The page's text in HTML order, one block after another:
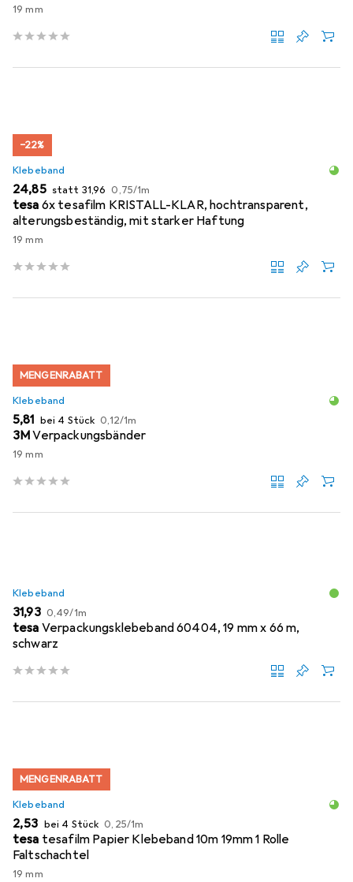
19 mm
−22%
Klebeband
EUR
24,85 statt EUR
31,96 EUR
0,75/1m
tesa 6x tesafilm KRISTALL-KLAR, hochtransparent,
alterungsbeständig, mit starker Haftung
19 mm
MENGENRABATT
Klebeband
EUR
5,81 bei 4 Stück EUR
0,12/1m
3MVerpackungsbänder
19 mm
Klebeband
EUR
31,93 EUR
0,49/1m
tesa Verpackungsklebeband 60404, 19 mm x 66 m,
schwarz
MENGENRABATT
Klebeband
EUR
2,53 bei 4 Stück EUR
0,25/1m
tesa tesafilm Papier Klebeband 10m 19mm 1 Rolle
Faltschachtel
19 mm